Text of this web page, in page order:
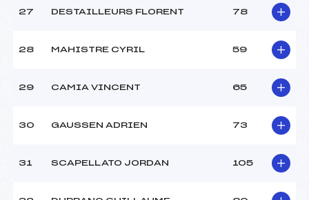
27 DESTAILLEURS FLORENT 78
28 MAHISTRE CYRIL 59
29 CAMIA VINCENT 65
30 GAUSSEN ADRIEN 73
31 SCAPELLATO JORDAN 105